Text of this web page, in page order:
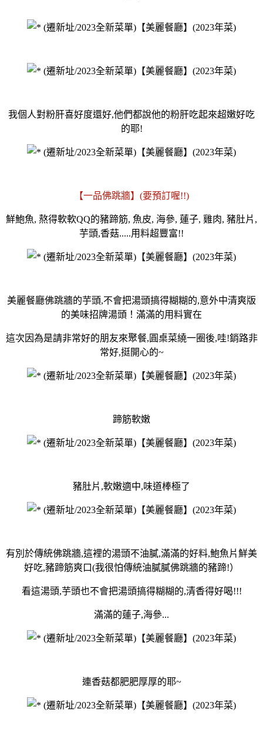
我個人對粉肝喜好度還好,他們都說他的粉肝吃起來超嫩好吃
的耶!
【一品佛跳牆】(要預訂喔!!)
鮮鮑魚, 熬得軟軟QQ的豬蹄筋, 魚皮, 海參, 蓮子, 雞肉, 豬肚片,
芋頭,香菇.....用料超豐富!!
美麗餐廳佛跳牆的芋頭,不會把湯頭搞得糊糊的,意外中清爽版
的美味招牌湯頭！滿滿的用料實在
這次因為是請非常好的朋友來聚餐,圓桌菜繞一圈後,哇!銷路非
常好,挺開心的~
蹄筋軟嫩
豬肚片,軟嫩適中,味道棒極了
有別於傳統佛跳牆,這裡的湯頭不油膩,滿滿的好料,鮑魚片鮮美
好吃,豬蹄筋爽口(我很怕傳統油膩膩佛跳牆的豬蹄!）
看這湯頭,芋頭也不會把湯頭搞得糊糊的,清香得好喝!!!
滿滿的蓮子,海參...
連香菇都肥肥厚厚的耶~